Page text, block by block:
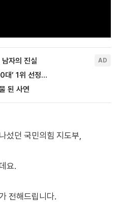
섰던 국민의힘 지도부,
요.
전해드립니다.